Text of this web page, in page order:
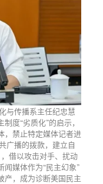
与传播系主任纪忠慧
度“劣质化”的启示，
，禁止特定媒体记者进
广播的拨款，建立自
借以攻击对手、扰动
闻媒体作为“民主幻象”
产，成为诊断美国民主